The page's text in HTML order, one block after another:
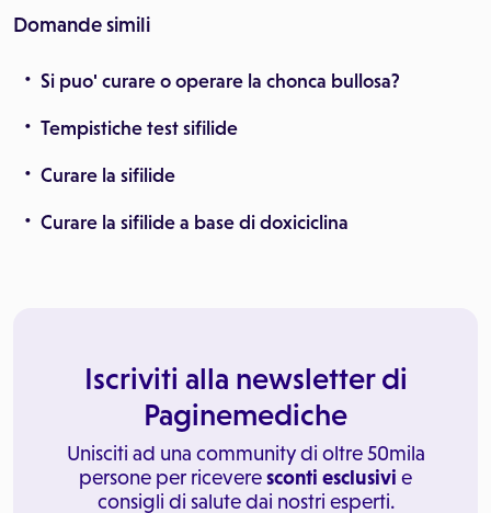
Domande simili
Si puo' curare o operare la chonca bullosa?
Tempistiche test sifilide
Curare la sifilide
Curare la sifilide a base di doxiciclina
Iscriviti alla newsletter di
Paginemediche
Unisciti ad una community di oltre 50mila
persone per riceveresconti esclusivi e
consigli di salute dai nostri esperti.